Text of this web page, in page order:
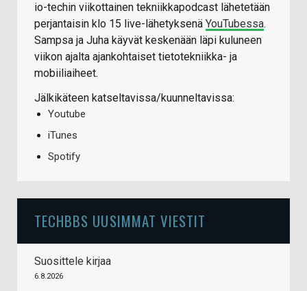
io-techin viikottainen tekniikkapodcast lähetetään
perjantaisin klo 15 live-lähetyksenä YouTubessa.
Sampsa ja Juha käyvät keskenään läpi kuluneen
viikon ajalta ajankohtaiset tietotekniikka- ja
mobiiliaiheet.
Jälkikäteen katseltavissa/kuunneltavissa:
Youtube
iTunes
Spotify
TECHBBS UUSIMMAT VIESTIT
Suosittele kirjaa
6.8.2026